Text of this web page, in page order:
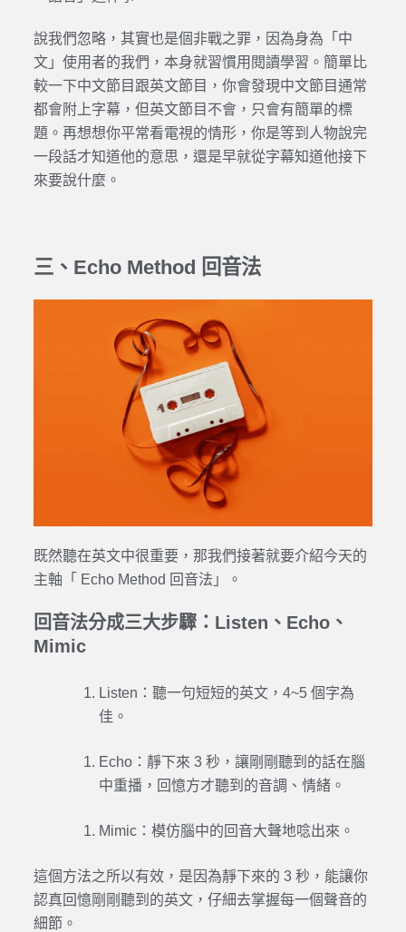
說我們忽略，其實也是個非戰之罪，因為身為「中
文」使用者的我們，本身就習慣用閱讀學習。簡單比
較一下中文節目跟英文節目，你會發現中文節目通常
都會附上字幕，但英文節目不會，只會有簡單的標
題。再想想你平常看電視的情形，你是等到人物說完
一段話才知道他的意思，還是早就從字幕知道他接下
來要說什麼。
三、Echo Method 回音法
既然聽在英文中很重要，那我們接著就要介紹今天的
主軸「 Echo Method 回音法」。
回音法分成三大步驟：Listen、Echo、
Mimic
Listen：聽一句短短的英文，4~5 個字為
佳。
Echo：靜下來 3 秒，讓剛剛聽到的話在腦
中重播，回憶方才聽到的音調、情緒。
Mimic：模仿腦中的回音大聲地唸出來。
這個方法之所以有效，是因為靜下來的 3 秒，能讓你
認真回憶剛剛聽到的英文，仔細去掌握每一個聲音的
細節。